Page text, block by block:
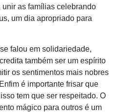
unir as famílias celebrando
um dia apropriado para
falou em solidariedade,
também ser um espírito
os sentimentos mais nobres
é importante frisar que
tem que ser respeitado. O
mágico para outros é um